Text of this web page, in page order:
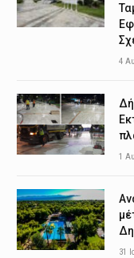
4
1
31